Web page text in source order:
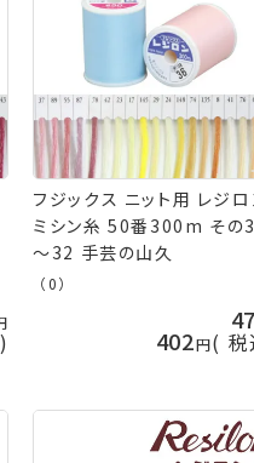
フジックス ニット用 レジロ
ミシン糸 50番300m その
～32 手芸の山久
（0）
402 税